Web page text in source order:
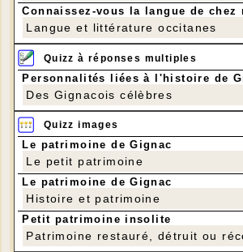
Connaissez-vous la langue de chez
Langue et littérature occitanes
Quizz à réponses multiples
Personnalités liées à l'histoire de
Des Gignacois célèbres
Quizz images
Le patrimoine de Gignac
Le petit patrimoine
Le patrimoine de Gignac
Histoire et patrimoine
Petit patrimoine insolite
Patrimoine restauré, détruit ou